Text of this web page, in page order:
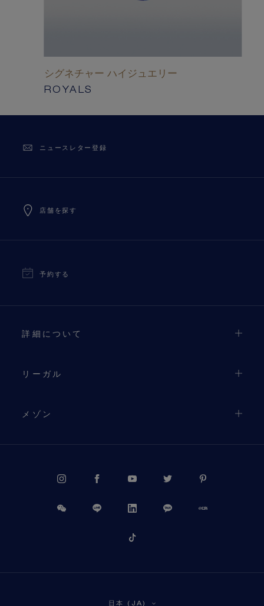
シグネチャー ハイジュエリー
ROYALS
ニュースレター登録
店舗を探す
予約する
詳細について
リーガル
メゾン
日本 (JA)